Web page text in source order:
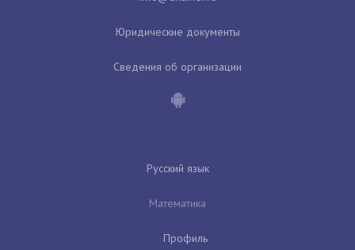
Юридические документы
Сведения об организации
Русский язык
Математика
Профиль